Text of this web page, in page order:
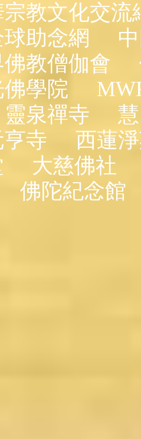
宗教文化交流
球助念網
教僧伽會
佛學院
靈泉禪寺
亨寺
西蓮
大慈佛社
佛陀紀念館